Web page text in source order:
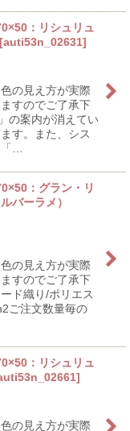
：リシュリュ
[auti53n_02631]
の見え方が実際
すのでご了承下
の案内が消えてい
す。また、シス
「…
：グラン・リ
バーラメ）
の見え方が実際
すのでご了承下
ド織り/ポリエス
ご注文数量毎の
：リシュリュ
]
の見え方が実際